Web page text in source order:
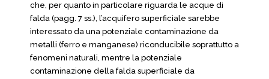
che, per quanto in particolare riguarda le acque di
falda (pagg. 7 ss.), l’acquifero superficiale sarebbe
interessato da una potenziale contaminazione da
metalli (ferro e manganese) riconducibile soprattutto a
fenomeni naturali, mentre la potenziale
contaminazione della falda superficiale da